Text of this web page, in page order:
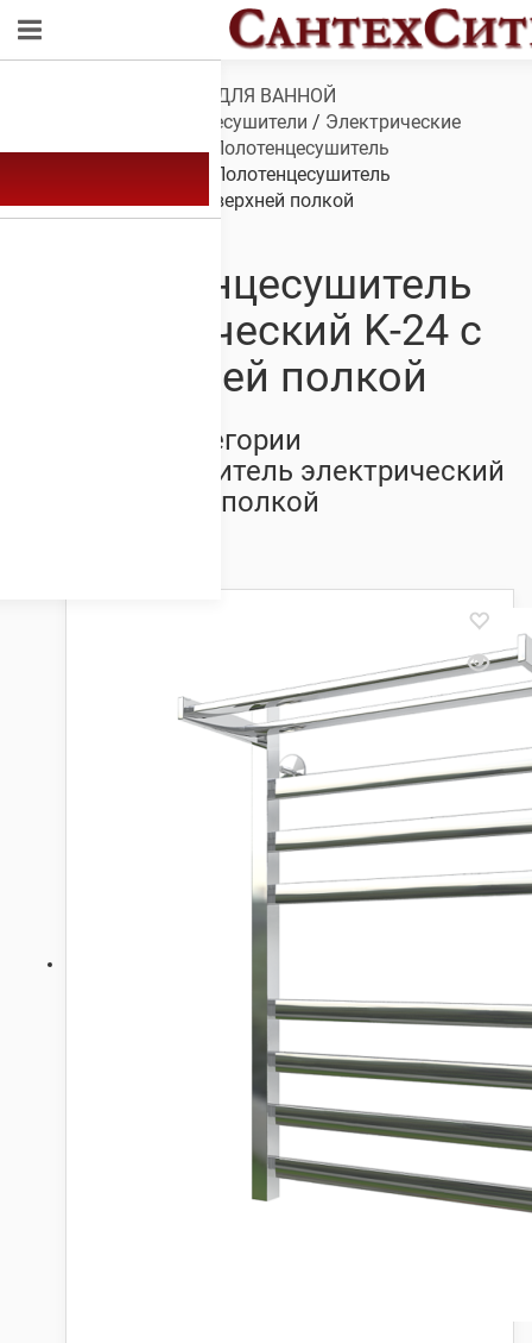
САНТЕХНИКА ДЛЯ ВАННОЙ
Полотенцесушители / Электрические
полотенцесушители/ Полотенцесушитель
/ Полотенцесушитель
электрический K-24 с верхней полкой
Полотенцесушитель
электрический K-24 с
верхней полкой
Товары из категории
Полотенцесушитель электрический
K-24 с верхней полкой